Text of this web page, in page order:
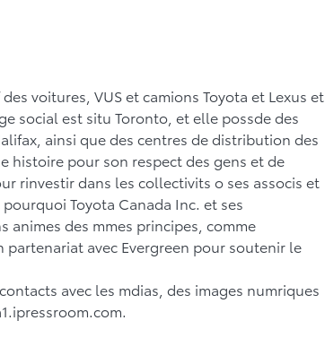
voitures, VUS et camions Toyota et Lexus et
social est situ Toronto, et elle possde des
ainsi que des centres de distribution des
histoire pour son respect des gens et de
rinvestir dans les collectivits o ses associs et
Toyota Canada Inc. et ses
animes des mmes principes, comme
partenariat avec Evergreen pour soutenir le
avec les mdias, des images numriques